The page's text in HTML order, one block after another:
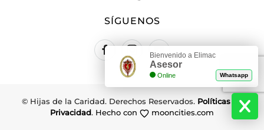
SÍGUENOS
© Hijas de la Caridad. Derechos Reservados. Políticas de
Privacidad. Hecho con mooncities.com
Bienvenido a Elimac
Asesor
Online Whatsapp